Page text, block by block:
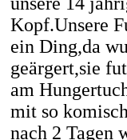
Kopf.Unsere
ein Ding,da
geärgert,sie
am
mit so
nach 2 Tagen